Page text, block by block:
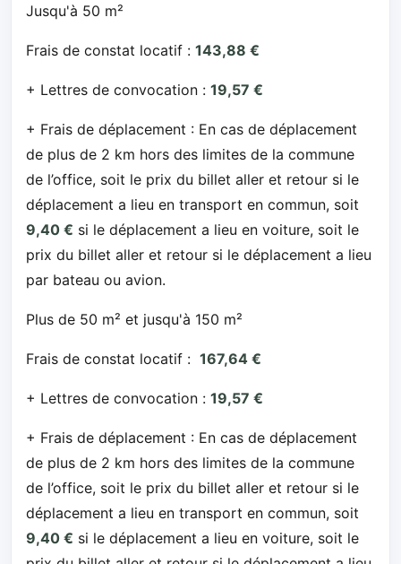
Jusqu'à 50 m²
Frais de constat locatif : 143,88 €
+ Lettres de convocation : 19,57 €
+ Frais de déplacement : En cas de déplacement
de plus de 2 km hors des limites de la commune
de l’office, soit le prix du billet aller et retour si le
déplacement a lieu en transport en commun, soit
9,40 € si le déplacement a lieu en voiture, soit le
prix du billet aller et retour si le déplacement a lieu
par bateau ou avion.
Plus de 50 m² et jusqu'à 150 m²
Frais de constat locatif : 167,64 €
+ Lettres de convocation : 19,57 €
+ Frais de déplacement : En cas de déplacement
de plus de 2 km hors des limites de la commune
de l’office, soit le prix du billet aller et retour si le
déplacement a lieu en transport en commun, soit
9,40 € si le déplacement a lieu en voiture, soit le